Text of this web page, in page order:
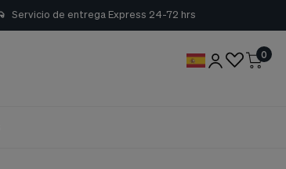
Servicio de entrega Express 24-72 hrs
0